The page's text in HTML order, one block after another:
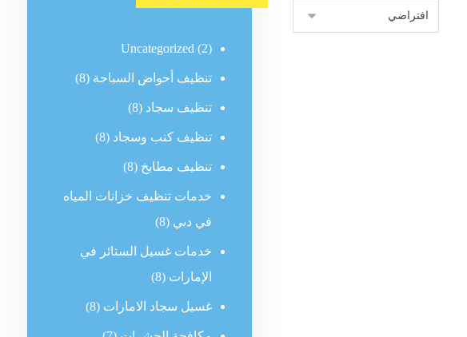
Uncategorized (2)
تنظيف أحواض السباحة (8)
تنظيف سجاد (8)
تنظيف كنب وسجاد (8)
تنظيف مطابخ (8)
خدمات تنظيف خزانات المياه
في دبي (8)
خدمات غسيل الستائر في
الإمارات (8)
غسيل سجاد الامارات (8)